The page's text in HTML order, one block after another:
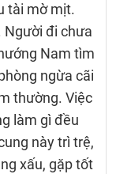
tài mờ mịt.
Người đi chưa
Nam tìm
ngừa cãi
thường. Việc
làm gì đều
này trì trệ,
xấu, gặp tốt